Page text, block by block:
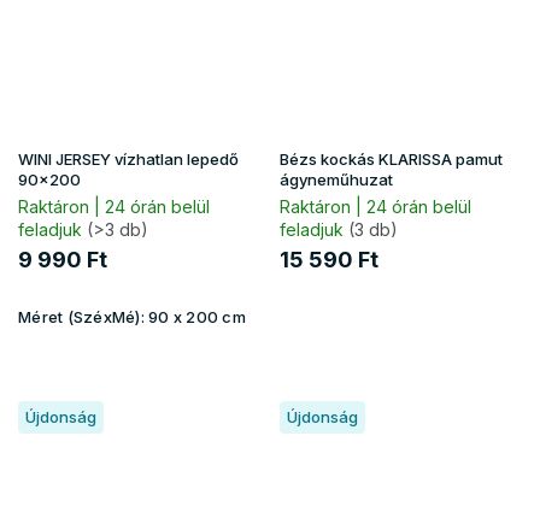
WINI JERSEY vízhatlan lepedő
90x200
Raktáron | 24 órán belül
feladjuk (>3 db)
9 990 Ft
Méret (SzéxMé): 90 x 200 cm
Bézs kockás KLARISSA pamut
ágyneműhuzat
Raktáron | 24 órán belül
feladjuk (3 db)
15 590 Ft
Újdonság Újdonság